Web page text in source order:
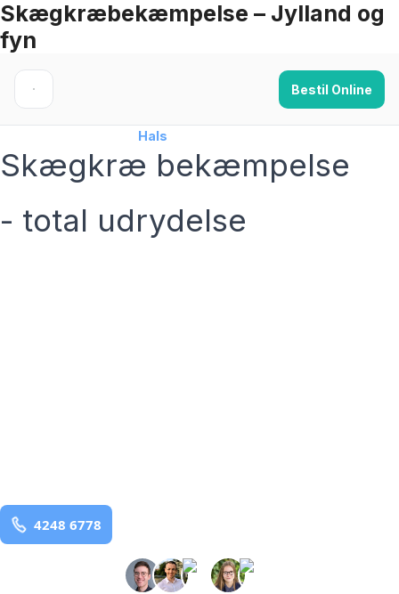
Skip
to
Skægkræbekæmpelse – Jylland og
fyn
Bestil Online
Hals
Skægkræ bekæmpelse
- total udrydelse